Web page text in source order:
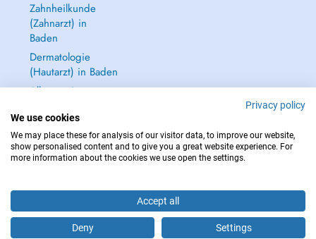
Buchen Sie einen Termin
Zahnheilkunde
(Zahnarzt) in
Baden
Dermatologie
(Hautarzt) in Baden
Alle anzeigen →
IM NOTFALL WENDEN SIE SICH AN : 112
Privacy policy
We use cookies
We may place these for analysis of our visitor data, to improve our website,
show personalised content and to give you a great website experience. For
more information about the cookies we use open the settings.
Accept all
Deny Settings